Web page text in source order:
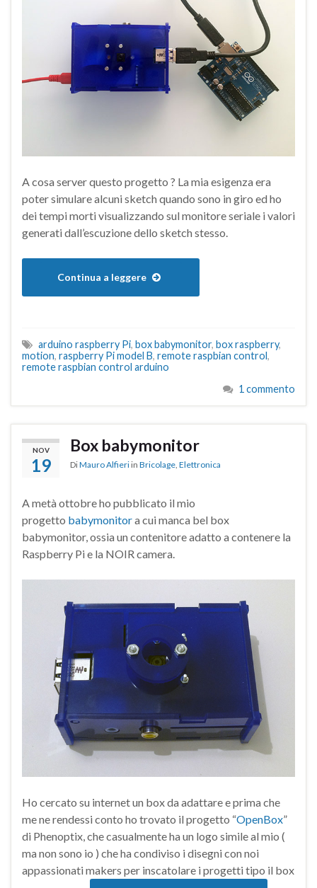
A cosa server questo progetto ? La mia esigenza era
poter simulare alcuni sketch quando sono in giro ed ho
dei tempi morti visualizzando sul monitore seriale i valori
generati dall’escuzione dello sketch stesso.
Continua a leggere
arduino raspberry Pi, box babymonitor, box raspberry,
motion, raspberry Pi model B, remote raspbian control,
remote raspbian control arduino
1 commento
NOV
19
Box babymonitor
DiMauro Alfieri in Bricolage Elettronica
A metà ottobre ho pubblicato il mio
progetto babymonitora cui manca bel box
babymonitor, ossia un contenitore adatto a contenere la
Raspberry Pi e la NOIR camera.
Ho cercato su internet un box da adattare e prima che
me ne rendessi conto ho trovato il progetto “OpenBox”
di Phenoptix, che casualmente ha un logo simile al mio (
ma non sono io ) che ha condiviso i disegni con noi
appassionati makers per inscatolare i progetti tipo il box